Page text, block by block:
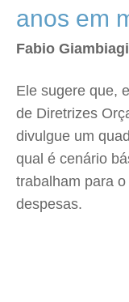
anos em
Fabio Giambiagi
Ele sugere que,
de Diretrizes
divulgue um
qual é cenário
trabalham para
despesas.